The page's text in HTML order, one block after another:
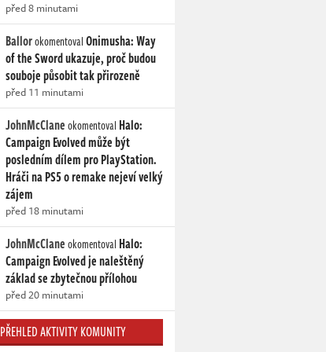
před 8 minutami
BallorokomentovalOnimusha: Way
of the Sword ukazuje, proč budou
souboje působit tak přirozeně
před 11 minutami
JohnMcClaneokomentoval Halo:
Campaign Evolved může být
posledním dílem pro PlayStation.
Hráči na PS5 o remake nejeví velký
zájem
před 18 minutami
JohnMcClaneokomentoval Halo:
Campaign Evolved je naleštěný
základ se zbytečnou přílohou
před 20 minutami
PŘEHLED AKTIVITY KOMUNITY